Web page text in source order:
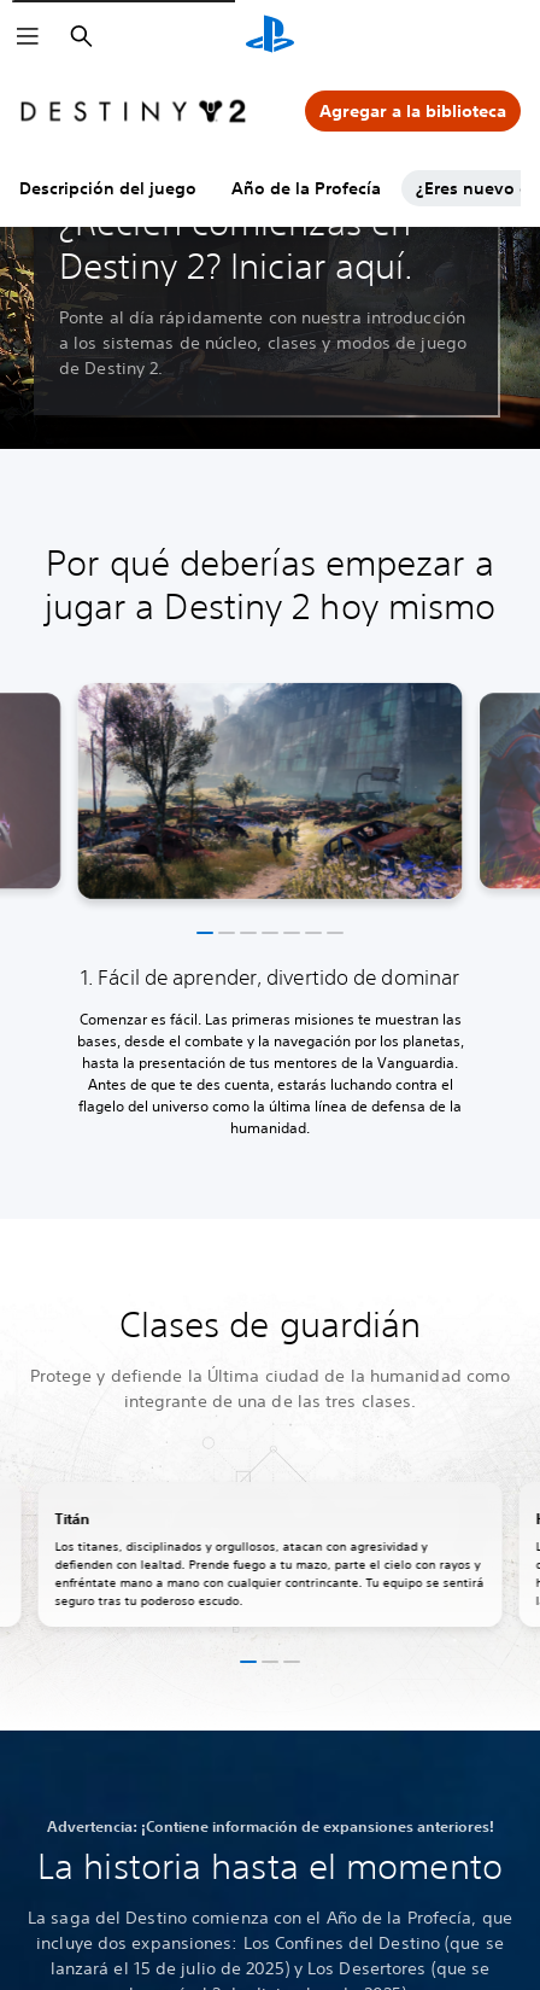
Buscar
Descripción del juego Año de la Profecía ¿Eres nuevo
Agregar a la biblioteca
¿Recién comienzas en
Destiny 2? Iniciar aquí.
Ponte al día rápidamente con nuestra introducción
a los sistemas de núcleo, clases y modos de juego
de Destiny 2.
Por qué deberías empezar a
jugar a Destiny 2 hoy mismo
1. Fácil de aprender, divertido de dominar
Comenzar es fácil. Las primeras misiones te muestran las
bases, desde el combate y la navegación por los planetas,
hasta la presentación de tus mentores de la Vanguardia.
Antes de que te des cuenta, estarás luchando contra el
flagelo del universo como la última línea de defensa de la
humanidad.
Clases de guardián
Protege y defiende la Última ciudad de la humanidad como
integrante de una de las tres clases.
Titán
Los titanes, disciplinados y orgullosos, atacan con agresividad y
defienden con lealtad. Prende fuego a tu mazo, parte el cielo con rayos y
enfréntate mano a mano con cualquier contrincante. Tu equipo se sentirá
seguro tras tu poderoso escudo.
Advertencia: ¡Contiene información de expansiones anteriores!
La historia hasta el momento
La saga del Destino comienza con el Año de la Profecía, que
incluye dos expansiones: Los Confines del Destino (que se
lanzará el 15 de julio de 2025) y Los Desertores (que se